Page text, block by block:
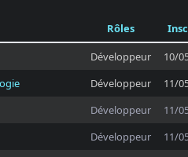
Rôles
Développeur
10/
Développeur
11/
Développeur
11/
Développeur
11/